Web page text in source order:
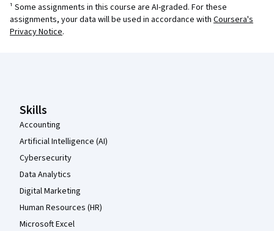
¹ Some assignments in this course are AI-graded. For these
assignments, your data will be used in accordance with Coursera's
Privacy Notice.
Skills
Accounting
Artificial Intelligence (AI)
Cybersecurity
Data Analytics
Digital Marketing
Human Resources (HR)
Microsoft Excel